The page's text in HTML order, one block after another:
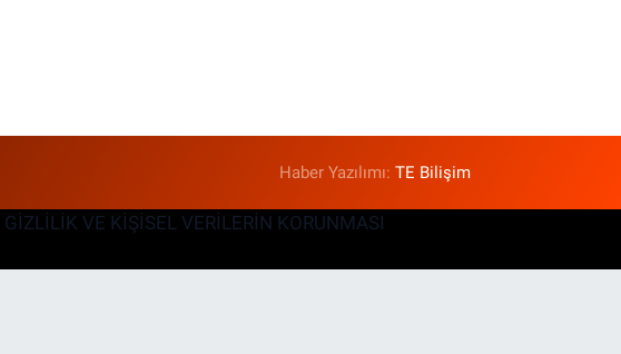
Haber Yazılımı:TE Bilişim
GİZLİLİK VE KİŞİSEL VERİLERİN KORUNMASI